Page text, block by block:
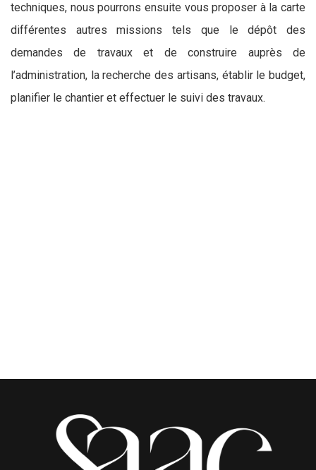
techniques, nous pourrons ensuite vous proposer à la carte
différentes autres missions tels que le dépôt des
demandes de travaux et de construire auprès de
l’administration, la recherche des artisans, établir le budget,
planifier le chantier et effectuer le suivi des travaux.